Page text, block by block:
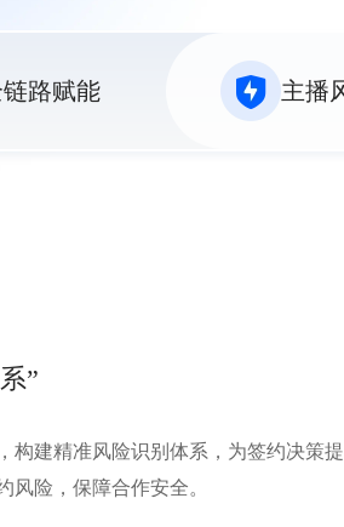
路赋能 主播
分析，提供合同纠纷成本提前锁定方